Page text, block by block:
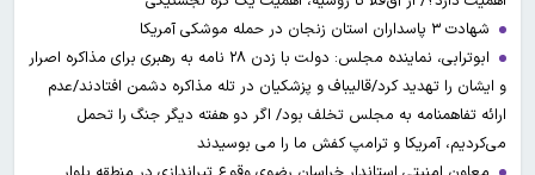
شهادت ۳ ‌پاسداران استان زنجان در حمله موشکی آمریکا
ابوترابی، نماینده مجلس: دولت با زدن ۲۸ نامه به رهبری برای مذاکره اصرار
و ایشان را تهدید کرد/قالیباف و پزشکیان در تله مذاکره دشمن افتادند/عدم
ارائه تفاهمنامه به مجلس تخلف بود/ اگر دو هفته دیگر جنگ را تحمل
می‌کردیم، آمریکا و ترامپ کفش ما را می بوسیدند